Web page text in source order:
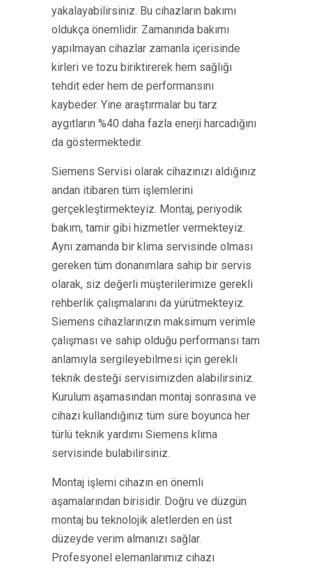
yakalayabilirsiniz. Bu cihazların bakımı
oldukça önemlidir. Zamanında bakımı
yapılmayan cihazlar zamanla içerisinde
kirleri ve tozu biriktirerek hem sağlığı
tehdit eder hem de performansını
kaybeder. Yine araştırmalar bu tarz
aygıtların %40 daha fazla enerji harcadığını
da göstermektedir.
Siemens Servisi olarak cihazınızı aldığınız
andan itibaren tüm işlemlerini
gerçekleştirmekteyiz. Montaj, periyodik
bakım, tamir gibi hizmetler vermekteyiz.
Aynı zamanda bir klima servisinde olması
gereken tüm donanımlara sahip bir servis
olarak, siz değerli müşterilerimize gerekli
rehberlik çalışmalarını da yürütmekteyiz.
Siemens cihazlarınızın maksimum verimle
çalışması ve sahip olduğu performansı tam
anlamıyla sergileyebilmesi için gerekli
teknik desteği servisimizden alabilirsiniz.
Kurulum aşamasından montaj sonrasına ve
cihazı kullandığınız tüm süre boyunca her
türlü teknik yardımı Siemens klima
servisinde bulabilirsiniz.
Montaj işlemi cihazın en önemli
aşamalarından birisidir. Doğru ve düzgün
montaj bu teknolojik aletlerden en üst
düzeyde verim almanızı sağlar.
Profesyonel elemanlarımız cihazı